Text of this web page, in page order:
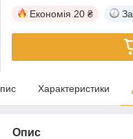
Економія 20 ₴
Характеристики
Опис